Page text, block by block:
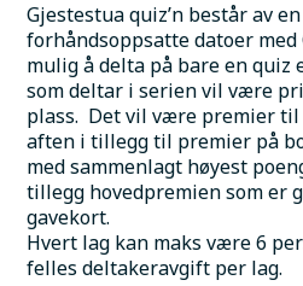
Gjestestua quiz’n består av
forhåndsoppsatte datoer
mulig å delta på bare en quiz
som deltar i serien vil være
plass.  Det vil være premier
aften i tillegg til premier på
med sammenlagt høyest
tillegg hovedpremien som er
gavekort.
Hvert lag kan maks være 6
felles deltakeravgift per lag.